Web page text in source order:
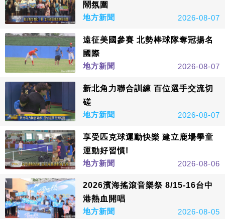
鬧氛圍
地方新聞
2026-08-07
遠征美國參賽 北勢棒球隊奪冠揚名
國際
地方新聞
2026-08-07
新北角力聯合訓練 百位選手交流切
磋
地方新聞
2026-08-07
享受匹克球運動快樂 建立鹿場學童
運動好習慣!
地方新聞
2026-08-06
2026濱海搖滾音樂祭 8/15-16台中
港熱血開唱
地方新聞
2026-08-05